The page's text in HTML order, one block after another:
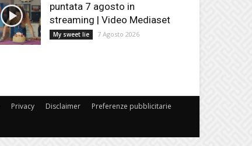
puntata 7 agosto in
streaming | Video Mediaset
My sweet lie 7 Agosto 2026
Privacy Disclaimer Preferenze pubblicitarie